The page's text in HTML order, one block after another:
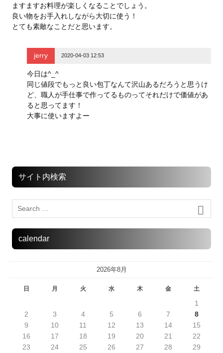
ますますお料理が楽しくなることでしょう。
良い物をお手入れしながら大切に使う！
とても素敵なことだと思います。
jerry 2020-04-03 12:53
今日は^_^
同じ値段でもっと良い包丁なんて沢山あるだろうと思うけ
ど、職人が手仕事で作ってるものってそれだけで価値があ
ると思ってます！
大事に使いますよー
サイト内検索
calendar
2026年8月
日 月 火 水 木 金 土
1
2
3 4 5 6 7
8
9
10 11 12 13 14
15
16
17 18 19 20 21
22
23
24 25 26 27 28
29